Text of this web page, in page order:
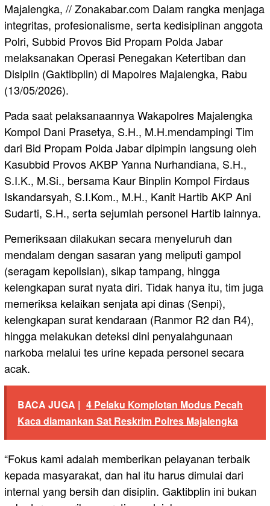
Majalengka, // Zonakabar.com Dalam rangka menjaga
integritas, profesionalisme, serta kedisiplinan anggota
Polri, Subbid Provos Bid Propam Polda Jabar
melaksanakan Operasi Penegakan Ketertiban dan
Disiplin (Gaktibplin) di Mapolres Majalengka, Rabu
(13/05/2026).
Pada saat pelaksanaannya Wakapolres Majalengka
Kompol Dani Prasetya, S.H., M.H.mendampingi Tim
dari Bid Propam Polda Jabar dipimpin langsung oleh
Kasubbid Provos AKBP Yanna Nurhandiana, S.H.,
S.I.K., M.Si., bersama Kaur Binplin Kompol Firdaus
Iskandarsyah, S.I.Kom., M.H., Kanit Hartib AKP Ani
Sudarti, S.H., serta sejumlah personel Hartib lainnya.
Pemeriksaan dilakukan secara menyeluruh dan
mendalam dengan sasaran yang meliputi gampol
(seragam kepolisian), sikap tampang, hingga
kelengkapan surat nyata diri. Tidak hanya itu, tim juga
memeriksa kelaikan senjata api dinas (Senpi),
kelengkapan surat kendaraan (Ranmor R2 dan R4),
hingga melakukan deteksi dini penyalahgunaan
narkoba melalui tes urine kepada personel secara
acak.
BACA JUGA | 4 Pelaku Komplotan Modus Pecah
Kaca diamankan Sat Reskrim Polres Majalengka
“Fokus kami adalah memberikan pelayanan terbaik
kepada masyarakat, dan hal itu harus dimulai dari
internal yang bersih dan disiplin. Gaktibplin ini bukan